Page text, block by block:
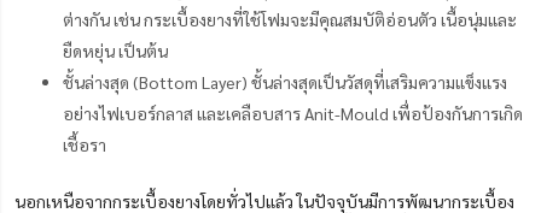
ต่างกัน เช่น กระเบื้องยางที่ใช้โฟมจะมีคุณสมบัติอ่อนตัว เนื้อนุ่มและ
ยืดหยุ่น เป็นต้น
ชั้นล่างสุด (Bottom Layer) ชั้นล่างสุดเป็นวัสดุที่เสริมความแข็งแรง
อย่างไฟเบอร์กลาส และเคลือบสาร Anit-Mould เพื่อป้องกันการเกิด
เชื้อรา
นอกเหนือจากกระเบื้องยางโดยทั่วไปแล้ว ในปัจจุบันมีการพัฒนากระเบื้อง